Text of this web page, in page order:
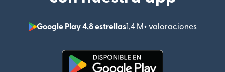
Google Play 4,8 estrellas1,4 M+ valoraciones
(se